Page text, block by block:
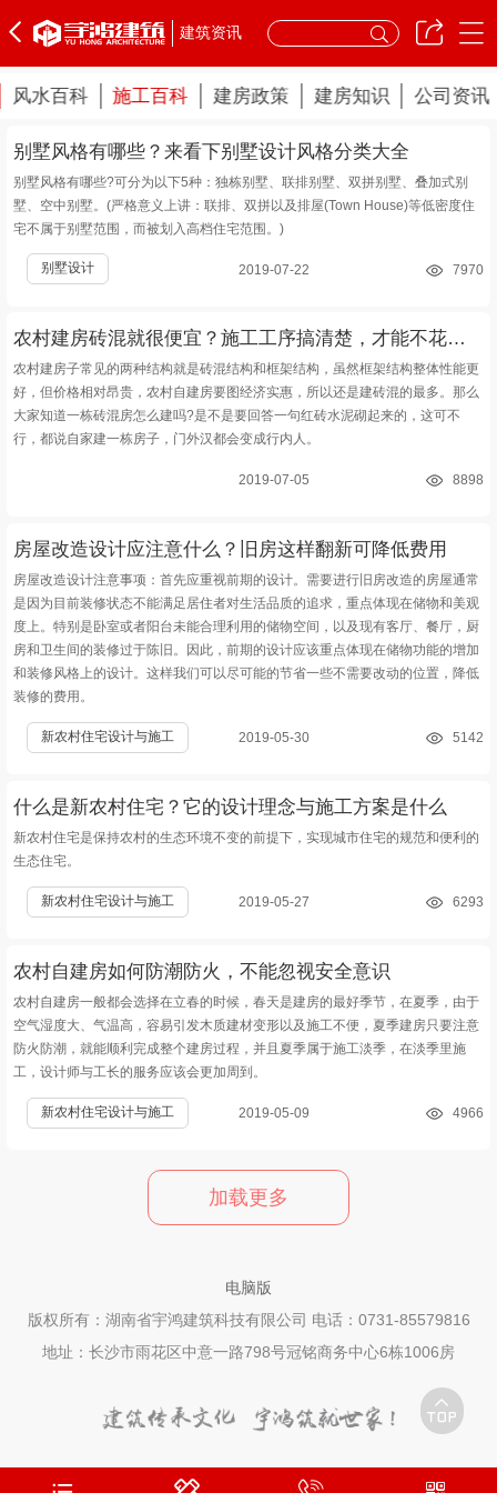
建筑资讯
风水百科 施工百科 建房政策 建房知识 公司资讯
别墅风格有哪些？来看下别墅设计风格分类大全
别墅风格有哪些?可分为以下5种：独栋别墅、联排别墅、双拼别墅、叠加式别
墅、空中别墅。(严格意义上讲：联排、双拼以及排屋(Town House)等低密度住
宅不属于别墅范围，而被划入高档住宅范围。)
别墅设计 2019-07-22 7970
农村建房砖混就很便宜？施工工序搞清楚，才能不花冤枉钱
农村建房子常见的两种结构就是砖混结构和框架结构，虽然框架结构整体性能更
好，但价格相对昂贵，农村自建房要图经济实惠，所以还是建砖混的最多。那么
大家知道一栋砖混房怎么建吗?是不是要回答一句红砖水泥砌起来的，这可不
行，都说自家建一栋房子，门外汉都会变成行内人。
2019-07-05 8898
房屋改造设计应注意什么？旧房这样翻新可降低费用
房屋改造设计注意事项：首先应重视前期的设计。需要进行旧房改造的房屋通常
是因为目前装修状态不能满足居住者对生活品质的追求，重点体现在储物和美观
度上。特别是卧室或者阳台未能合理利用的储物空间，以及现有客厅、餐厅，厨
房和卫生间的装修过于陈旧。因此，前期的设计应该重点体现在储物功能的增加
和装修风格上的设计。这样我们可以尽可能的节省一些不需要改动的位置，降低
装修的费用。
新农村住宅设计与施工 2019-05-30 5142
什么是新农村住宅？它的设计理念与施工方案是什么
新农村住宅是保持农村的生态环境不变的前提下，实现城市住宅的规范和便利的
生态住宅。
新农村住宅设计与施工 2019-05-27 6293
农村自建房如何防潮防火，不能忽视安全意识
农村自建房一般都会选择在立春的时候，春天是建房的最好季节，在夏季，由于
空气湿度大、气温高，容易引发木质建材变形以及施工不便，夏季建房只要注意
防火防潮，就能顺利完成整个建房过程，并且夏季属于施工淡季，在淡季里施
工，设计师与工长的服务应该会更加周到。
新农村住宅设计与施工 2019-05-09 4966
加载更多
电脑版
版权所有：湖南省宇鸿建筑科技有限公司 电话：0731-85579816
地址：长沙市雨花区中意一路798号冠铭商务中心6栋1006房